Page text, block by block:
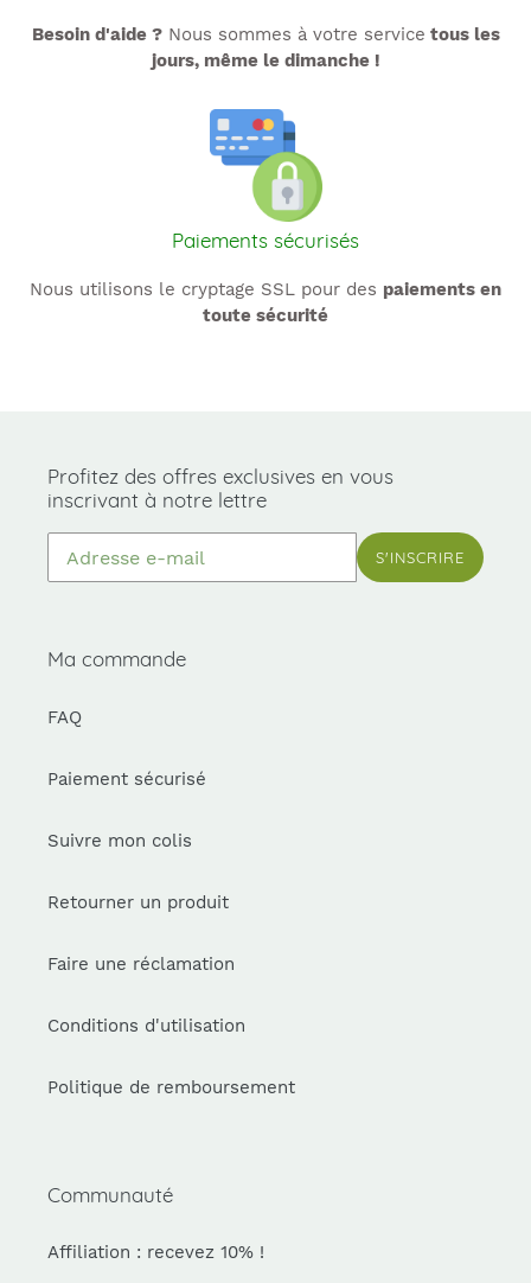
Besoin d'aide ?Nous sommes à votre service tous les
jours, même le dimanche !
Paiements sécurisés
Nous utilisons le cryptage SSL pour des paiements en
toute sécurité
Profitez des offres exclusives en vous
inscrivant à notre lettre
S'INSCRIRE
Ma commande
FAQ
Paiement sécurisé
Suivre mon colis
Retourner un produit
Faire une réclamation
Conditions d'utilisation
Politique de remboursement
Communauté
Affiliation : recevez 10% !